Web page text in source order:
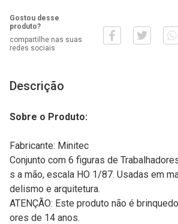
Gostou desse
produto?
compartilhe nas suas
redes sociais
Descrição
Sobre o Produto:
Fabricante: Minitec
Conjunto com 6 figuras de
s a mão, escala HO 1/87. Usadas em
delismo e arquitetura.
ATENÇÃO: Este produto não é
ores de 14 anos.